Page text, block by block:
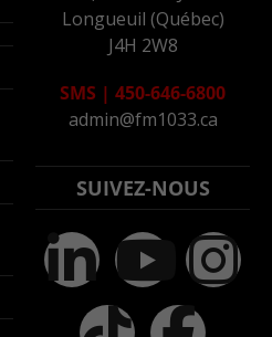
Longueuil (Québec)
J4H 2W8
SMS | 450-646-6800
admin@fm1033.ca
SUIVEZ-NOUS